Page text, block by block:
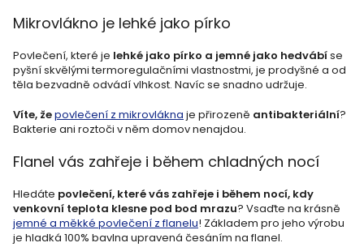
Mikrovlákno je lehké jako pírko
Povlečení, které je lehké jako pírko a jemné jako hedvábíse
pyšní skvělými termoregulačními vlastnostmi, je prodyšné a od
těla bezvadně odvádí vlhkost. Navíc se snadno udržuje.
Víte, žepovlečení z mikrovlákna je přirozeně antibakteriální?
Bakterie ani roztoči v něm domov nenajdou.
Flanel vás zahřeje i během chladných nocí
Hledáte povlečení, které vás zahřeje i během nocí, kdy
venkovní teplota klesne pod bod mrazu? Vsaďte na krásně
jemné a měkké povlečení z flanelu! Základem pro jeho výrobu
je hladká 100% bavlna upravená česáním na flanel.